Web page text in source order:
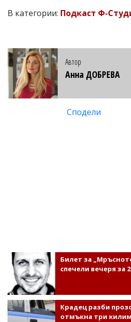
В категории: Подкаст Ф-
Автор
Анна ДОБРЕВА
Сподели
Билет за
спечели вечеря за
Крадец разби
отмъкна три